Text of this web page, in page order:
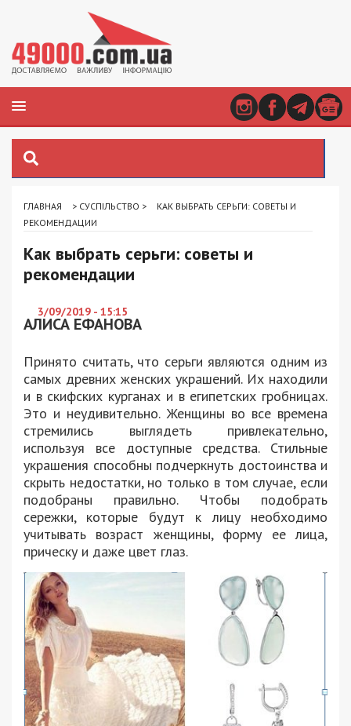
ГЛАВНАЯ > СУСПІЛЬСТВО >
КАК ВЫБРАТЬ СЕРЬГИ: СОВЕТЫ И
РЕКОМЕНДАЦИИ
Как выбрать серьги: советы и
рекомендации
3/09/2019 - 15:15
АЛИСА ЕФАНОВА
Принято считать, что серьги являются одним из
самых древних женских украшений. Их находили
и в скифских курганах и в египетских гробницах.
Это и неудивительно. Женщины во все времена
стремились выглядеть привлекательно,
используя все доступные средства. Стильные
украшения способны подчеркнуть достоинства и
скрыть недостатки, но только в том случае, если
подобраны правильно. Чтобы подобрать
сережки, которые будут к лицу необходимо
учитывать возраст женщины, форму ее лица,
прическу и даже цвет глаз.